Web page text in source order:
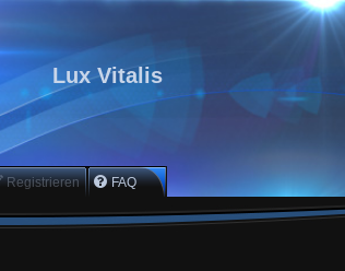
Lux Vitalis
Registrieren FAQ